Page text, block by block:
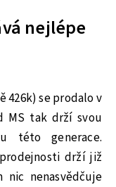
nejlépe
426k) se prodalo v
MS tak drží svou
této generace.
drží již
nenasvědčuje